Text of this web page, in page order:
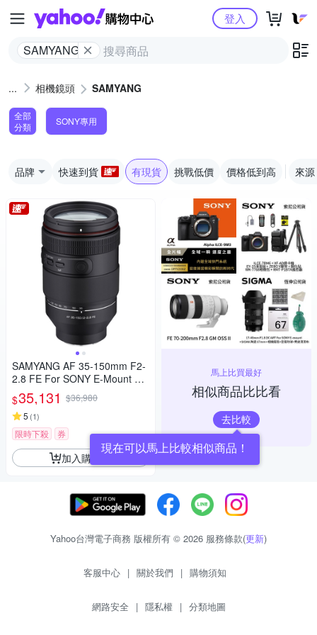
Yahoo購物中心
SAMYANG
登入
相機鏡頭 SAMYANG
全部
分類
SONY專用
品牌 快速到貨 有現貨 挑戰低價 價格低到高 來源
SAMYANG AF 35-150mm F2-
2.8 FE For SONY E-Mount 自
動對焦鏡頭 公司貨
$35,131 $36,980
5 (1)
限時下殺 券
加入購物車
馬上比買最好
相似商品比比看
去比較
現在可以馬上比較相似商品！
Yahoo台灣電子商務 版權所有 © 2026 服務條款(更新)
客服中心 | 關於我們 | 購物須知
網路安全 | 隱私權 | 分類地圖